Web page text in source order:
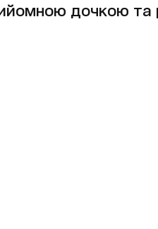
дочкою та